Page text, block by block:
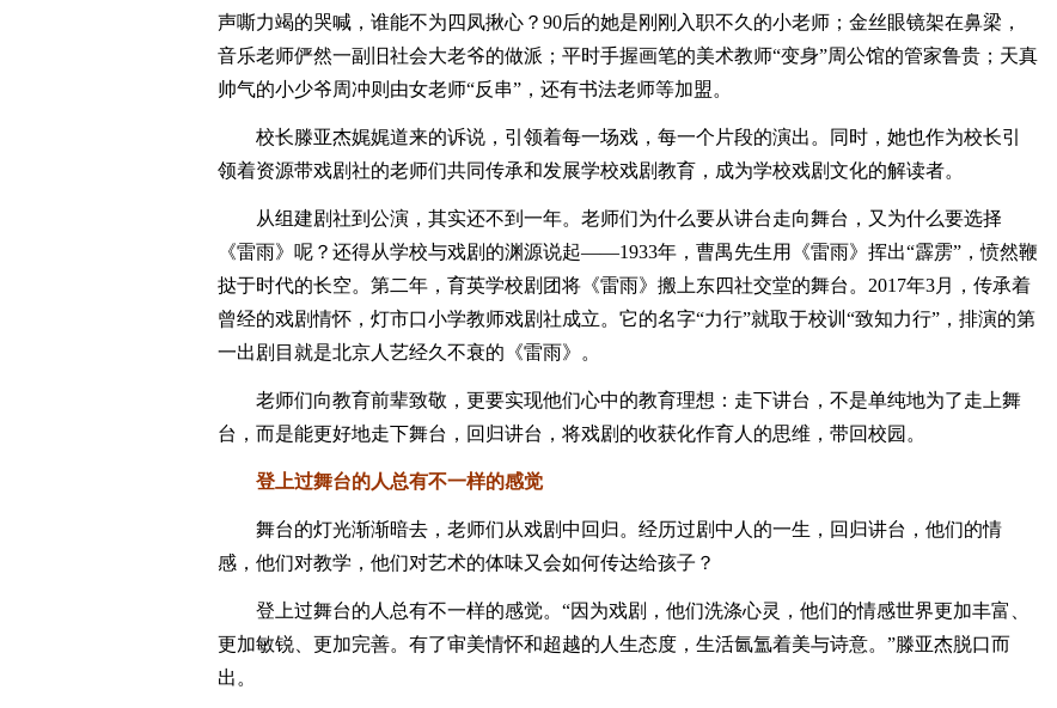
声嘶力竭的哭喊，谁能不为四凤揪心？90后的她是刚刚入职不久的小老师；金丝眼镜架在鼻梁，
音乐老师俨然一副旧社会大老爷的做派；平时手握画笔的美术教师“变身”周公馆的管家鲁贵；天真
帅气的小少爷周冲则由女老师“反串”，还有书法老师等加盟。
校长滕亚杰娓娓道来的诉说，引领着每一场戏，每一个片段的演出。同时，她也作为校长引
领着资源带戏剧社的老师们共同传承和发展学校戏剧教育，成为学校戏剧文化的解读者。
从组建剧社到公演，其实还不到一年。老师们为什么要从讲台走向舞台，又为什么要选择
《雷雨》呢？还得从学校与戏剧的渊源说起——1933年，曹禺先生用《雷雨》挥出“霹雳”，愤然鞭
挞于时代的长空。第二年，育英学校剧团将《雷雨》搬上东四社交堂的舞台。2017年3月，传承着
曾经的戏剧情怀，灯市口小学教师戏剧社成立。它的名字“力行”就取于校训“致知力行”，排演的第
一出剧目就是北京人艺经久不衰的《雷雨》。
老师们向教育前辈致敬，更要实现他们心中的教育理想：走下讲台，不是单纯地为了走上舞
台，而是能更好地走下舞台，回归讲台，将戏剧的收获化作育人的思维，带回校园。
登上过舞台的人总有不一样的感觉
舞台的灯光渐渐暗去，老师们从戏剧中回归。经历过剧中人的一生，回归讲台，他们的情
感，他们对教学，他们对艺术的体味又会如何传达给孩子？
登上过舞台的人总有不一样的感觉。“因为戏剧，他们洗涤心灵，他们的情感世界更加丰富、
更加敏锐、更加完善。有了审美情怀和超越的人生态度，生活氤氲着美与诗意。”滕亚杰脱口而
出。